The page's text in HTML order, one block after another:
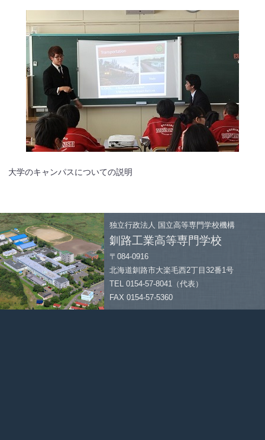
大学のキャンパスについての説明
独立行政法人 国立高等専門学校機構
釧路工業高等専門学校
〒084-0916
北海道釧路市大楽毛西2丁目32番1号
TEL 0154-57-8041（代表）
FAX 0154-57-5360